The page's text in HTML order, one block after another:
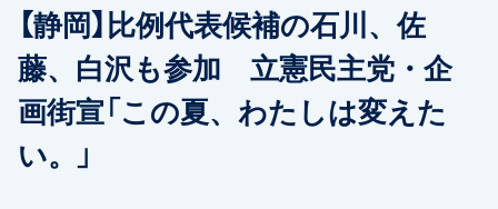
【静岡】比例代表候補の石川、佐
藤、白沢も参加 立憲民主党・企
画街宣「この夏、わたしは変えた
い。」